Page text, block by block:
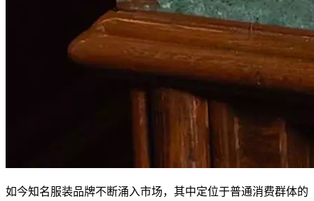
如今知名服装品牌不断涌入市场，其中定位于普通消费群体的